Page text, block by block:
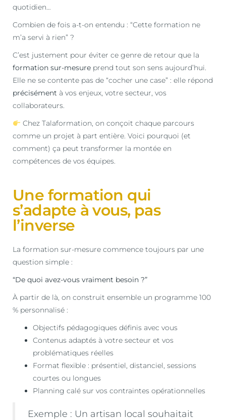
quotidien…
Combien de fois a-t-on entendu : “Cette formation ne
m’a servi à rien” ?
C’est justement pour éviter ce genre de retour que la
formation sur-mesure prend tout son sens aujourd’hui.
Elle ne se contente pas de “cocher une case” : elle répond
précisément à vos enjeux, votre secteur, vos
collaborateurs.
Chez Talaformation, on conçoit chaque parcours
comme un projet à part entière. Voici pourquoi (et
comment) ça peut transformer la montée en
compétences de vos équipes.
Une formation qui
s’adapte à vous, pas
l’inverse
La formation sur-mesure commence toujours par une
question simple :
“De quoi avez-vous vraiment besoin ?”
À partir de là, on construit ensemble un programme 100
% personnalisé :
Objectifs pédagogiques définis avec vous
Contenus adaptés à votre secteur et vos
problématiques réelles
Format flexible : présentiel, distanciel, sessions
courtes ou longues
Planning calé sur vos contraintes opérationnelles
Exemple : Un artisan local souhaitait